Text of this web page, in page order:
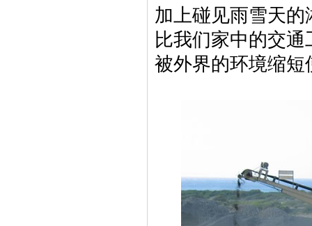
加上碰见雨雪天
比我们家中的交
被外界的环境缩短